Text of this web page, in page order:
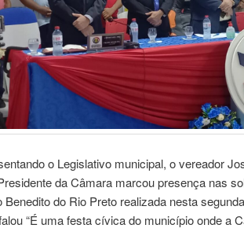
o Legislativo municipal, o vereador
da Câmara marcou presença nas
Benedito do Rio Preto realizada nesta
“É uma festa cívica do município onde a